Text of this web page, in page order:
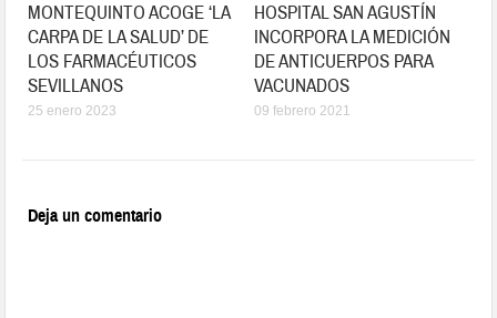
MONTEQUINTO ACOGE ‘LA
CARPA DE LA SALUD’ DE
LOS FARMACÉUTICOS
SEVILLANOS
25 enero 2023
HOSPITAL SAN AGUSTÍN
INCORPORA LA MEDICIÓN
DE ANTICUERPOS PARA
VACUNADOS
09 febrero 2021
Deja un comentario